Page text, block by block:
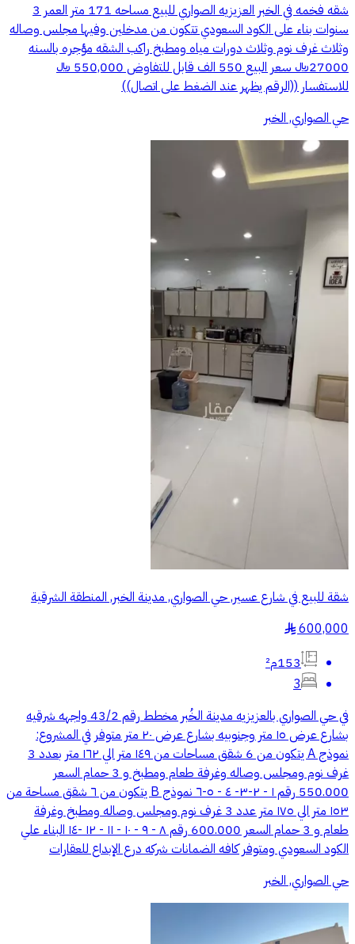
شقه فخمه في الخبر العزيزيه الصواري للبيع مساحه 171 متر العمر 3
سنوات بناء على الكود السعودي تتكون من مدخلين وفيها مجلس وصاله
وثلاث غرف نوم وثلاث دورات مياه ومطبخ راكب الشقه مؤجره بالسنه
27000﷼ سعر البيع 550 الف قابل للتفاوض 550,000 ﷼
للاستفسار ((الرقم يظهر عند الضغط على اتصال))
حي الصواري, الخبر
شقة للبيع في شارع عسير, حي الصواري, مدينة الخبر, المنطقة الشرقية
600,000
§
153م²
3
في حي الصواري بالعزيزيه مدينة الخُبر مخطط رقم 43/2 واجهه شرقيه
بشارع عرض ١٥ متر وجنوبيه بشارع عرض ٢٠ متر متوفر في المشروع:
نموذج A يتكون من 6 شقق مساحات من ١٤٩ متر الي ١٦٢ متر بعدد 3
غرف نوم ومجلس وصاله وغرفة طعام ومطبخ و 3 حمام السعر
550.000 رقم ١ - ٢-٣- ٤ - ٥-٦ نموذج B يتكون من ٦ شقق مساحة من
١٥٣ متر الي ١٧٥ متر عدد 3 غرف نوم ومجلس وصاله ومطبخ وغرفة
طعام و 3 حمام السعر 600.000 رقم ٨ - ٩ - ١٠ - ١١ - ١٢ -١٤ البناء علي
الكود السعودي ومتوفر كافه الضمانات شركه درع الإبداع للعقارات
حي الصواري, الخبر